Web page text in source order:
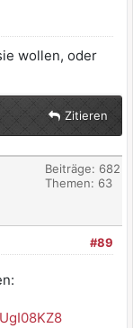
wollen, oder
Zitieren
Beiträge: 682
Themen: 63
#89